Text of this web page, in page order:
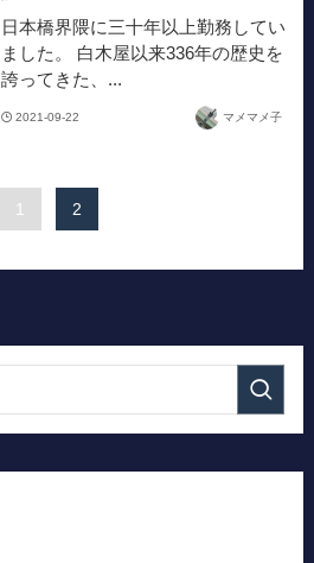
日本橋界隈に三十年以上勤務してい
ました。 白木屋以来336年の歴史を
誇ってきた、...
2021-09-22 マメマメ子
1 2